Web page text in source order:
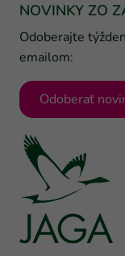
NOVINKY ZO
Odoberajte
emailom:
Odoberať